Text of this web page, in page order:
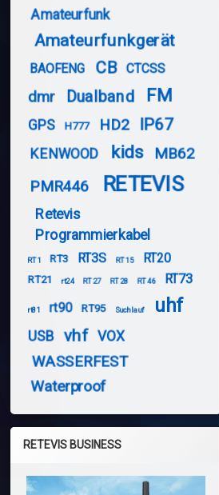
Amateurfunk
Amateurfunkgerät
BAOFENG CB CTCSS
dmr Dualband FM
GPS H777 HD2 IP67
KENWOOD kids
MB62
PMR446
RETEVIS
Retevis
Programmierkabel
RT1 RT3 RT3S RT15 RT20
RT21 rt24 RT27 RT28 RT46 RT73
rt81 rt90 RT95 Suchlauf uhf
USB vhf VOX
WASSERFEST
Waterproof
RETEVIS BUSINESS